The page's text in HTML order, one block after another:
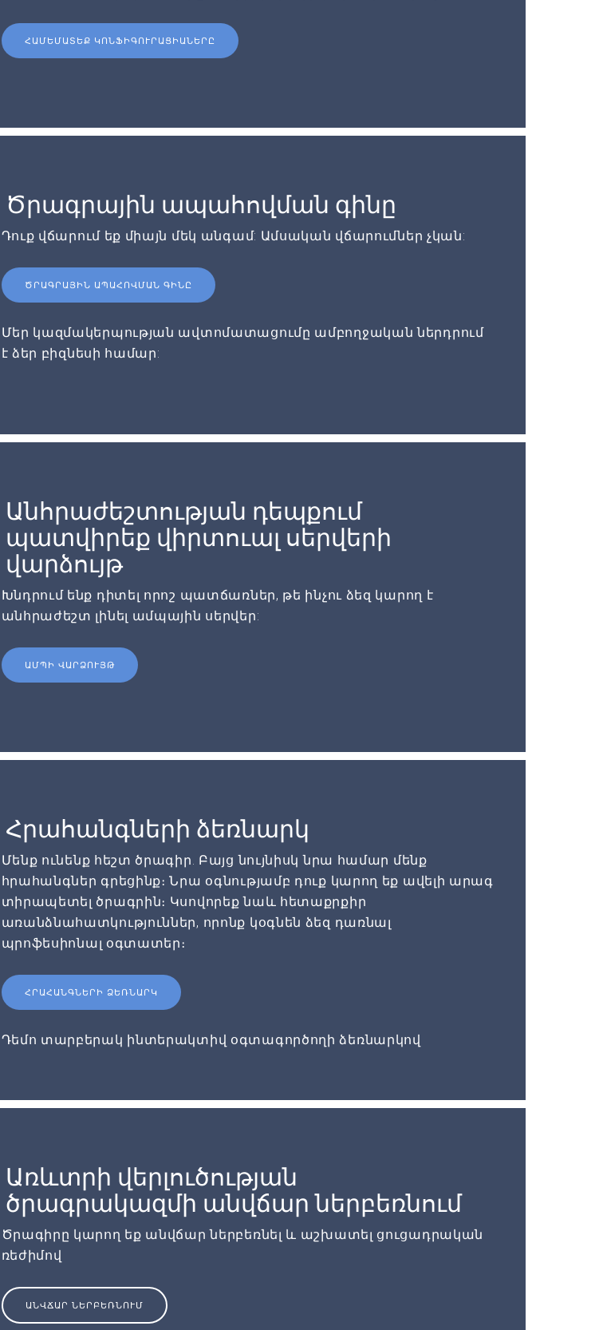
ՀԱՄԵՄԱՏԵՔ ԿՈՆՖԻԳՈՒՐԱՑԻԱՆԵՐԸ
Ծրագրային ապահովման գինը
Դուք վճարում եք միայն մեկ անգամ: Ամսական վճարումներ չկան:
ԾՐԱԳՐԱՅԻՆ ԱՊԱՀՈՎՄԱՆ ԳԻՆԸ
Մեր կազմակերպության ավտոմատացումը ամբողջական ներդրում
է ձեր բիզնեսի համար:
Անհրաժեշտության դեպքում
պատվիրեք վիրտուալ սերվերի
վարձույթ
Խնդրում ենք դիտել որոշ պատճառներ, թե ինչու ձեզ կարող է
անհրաժեշտ լինել ամպային սերվեր:
ԱՄՊԻ ՎԱՐՁՈՒՅԹ
Հրահանգների ձեռնարկ
Մենք ունենք հեշտ ծրագիր. Բայց նույնիսկ նրա համար մենք
հրահանգներ գրեցինք։ Նրա օգնությամբ դուք կարող եք ավելի արագ
տիրապետել ծրագրին։ Կսովորեք նաև հետաքրքիր
առանձնահատկություններ, որոնք կօգնեն ձեզ դառնալ
պրոֆեսիոնալ օգտատեր։
ՀՐԱՀԱՆԳՆԵՐԻ ՁԵՌՆԱՐԿ
Դեմո տարբերակ ինտերակտիվ օգտագործողի ձեռնարկով
Առևտրի վերլուծության
ծրագրակազմի անվճար ներբեռնում
Ծրագիրը կարող եք անվճար ներբեռնել և աշխատել ցուցադրական
ռեժիմով
ԱՆՎՃԱՐ ՆԵՐԲԵՌՆՈՒՄ